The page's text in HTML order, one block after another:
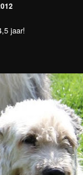
jaar!